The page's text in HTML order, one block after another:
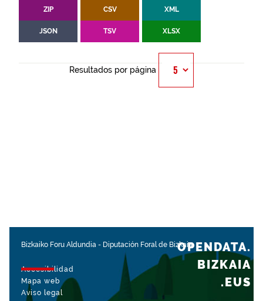
ZIP CSV XML
JSON TSV XLSX
Resultados por página
Bizkaiko Foru Aldundia - Diputación Foral de Bizkaia
Accesibilidad
Mapa web
Aviso legal
OPENDATA.
BIZKAIA
.EUS